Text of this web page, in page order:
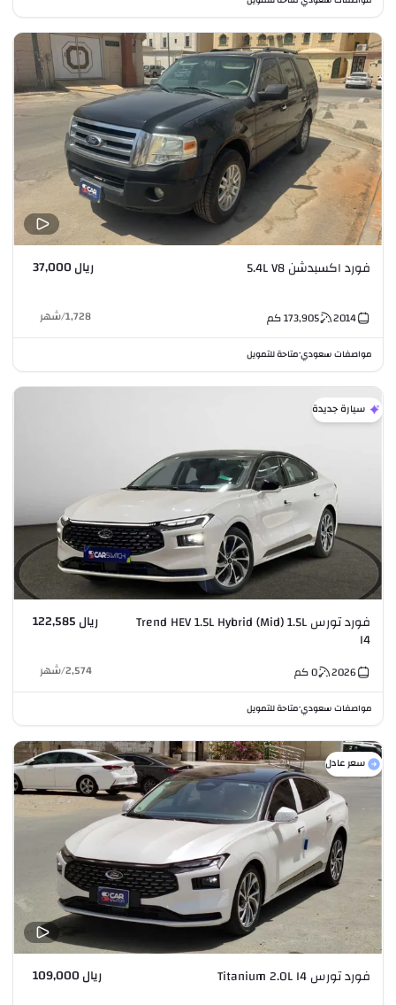
فورد اكسبدشن 5.4L V8 ريال 37,000
2014
173,905كم 1,728
/شهر
مواصفات سعودي•متاحة للتمويل
سيارة جديدة
فورد تورس Trend HEV 1.5L Hybrid (Mid) 1.5L
I4
ريال 122,585
2026
0كم 2,574
/شهر
مواصفات سعودي•متاحة للتمويل
سعر عادل
فورد تورس Titanium 2.0L I4 ريال 109,000